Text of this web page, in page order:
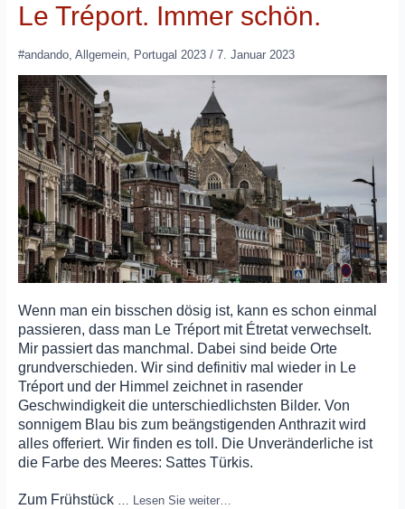
Le Tréport. Immer schön.
#andando, Allgemein, Portugal 2023/ 7. Januar 2023
Wenn man ein bisschen dösig ist, kann es schon einmal
passieren, dass man Le Tréport mit Étretat verwechselt.
Mir passiert das manchmal. Dabei sind beide Orte
grundverschieden. Wir sind definitiv mal wieder in Le
Tréport und der Himmel zeichnet in rasender
Geschwindigkeit die unterschiedlichsten Bilder. Von
sonnigem Blau bis zum beängstigenden Anthrazit wird
alles offeriert. Wir finden es toll. Die Unveränderliche ist
die Farbe des Meeres: Sattes Türkis.
Zum Frühstück … Lesen Sie weiter…